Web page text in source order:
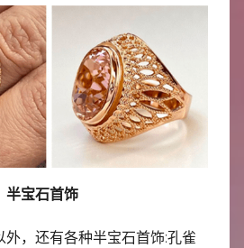
半宝石首饰
外，还有各种半宝石首饰:孔雀